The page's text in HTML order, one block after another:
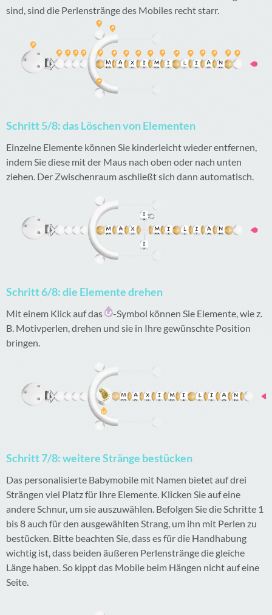
sind, sind die Perlenstränge des Mobiles recht starr.
Schritt 5/8: das Löschen von Elementen
Einzelne Elemente können Sie kinderleicht wieder entfernen,
indem Sie diese mit der Maus nach oben oder nach unten
ziehen. Der Zwischenraum aschließt sich dann automatisch.
Schritt 6/8: die Elemente drehen
Mit einem Klick auf das
-Symbol können Sie Elemente, wie z.
B. Motivperlen, drehen und sie in Ihre gewünschte Position
bringen.
Schritt 7/8: weitere Stränge bestücken
Das personalisierte Babymobile mit Namen bietet auf drei
Strängen viel Platz für Ihre Elemente. Klicken Sie auf eine
andere Schnur, um sie auszuwählen. Befolgen Sie die Schritte 1
bis 8 auch für den ausgewählten Strang, um ihn mit Perlen zu
bestücken. Bitte beachten Sie, dass es für die Handhabung
wichtig ist, dass beiden äußeren Perlenstränge die gleiche
Länge haben. So kippt das Mobile beim Hängen nicht auf eine
Seite.